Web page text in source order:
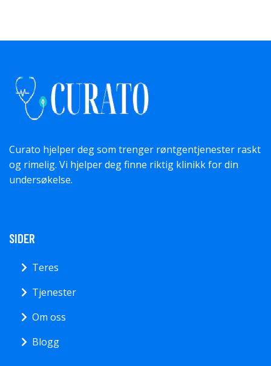
Curato hjelper deg som trenger røntgentjenester raskt
og rimelig. Vi hjelper deg finne riktig klinikk for din
undersøkelse.
SIDER
Teres
Tjenester
Om oss
Blogg